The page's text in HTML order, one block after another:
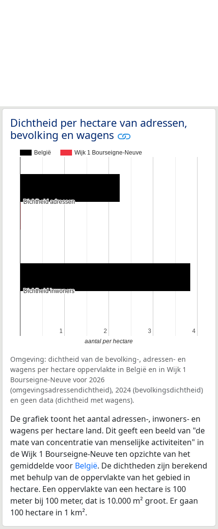
Dichtheid per hectare van adressen,
bevolking en wagens
België Wijk 1 Bourseigne-Neuve
1
1 2
2 3
3 4
4
Dichtheid adressen
Dichtheid adressen
Dichtheid inwoners
Dichtheid inwoners
aantal per hectare
Omgeving: dichtheid van de bevolking-, adressen- en
wagens per hectare oppervlakte in België en in Wijk 1
Bourseigne-Neuve voor 2026
(omgevingsadressendichtheid), 2024 (bevolkingsdichtheid)
en geen data (dichtheid met wagens).
De grafiek toont het aantal adressen-, inwoners- en
wagens per hectare land. Dit geeft een beeld van "de
mate van concentratie van menselijke activiteiten" in
de Wijk 1 Bourseigne-Neuve ten opzichte van het
gemiddelde voor België. De dichtheden zijn berekend
met behulp van de oppervlakte van het gebied in
hectare. Een oppervlakte van een hectare is 100
meter bij 100 meter, dat is 10.000 m² groot. Er gaan
100 hectare in 1 km².